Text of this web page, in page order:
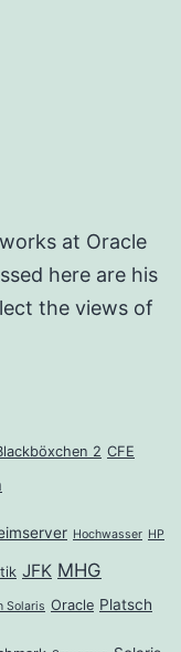
at Oracle
here are his
the views of
2 CFE
Hochwasser HP
JFK MHG
Solaris Oracle Platsch